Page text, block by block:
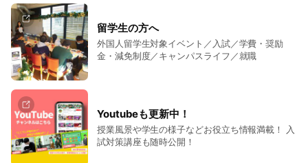
留学生の方へ
外国人留学生対象イベント／入試／学費・奨励
金・減免制度／キャンパスライフ／就職
Youtubeも更新中！
授業風景や学生の様子などお役立ち情報満載！ 入
試対策講座も随時公開！